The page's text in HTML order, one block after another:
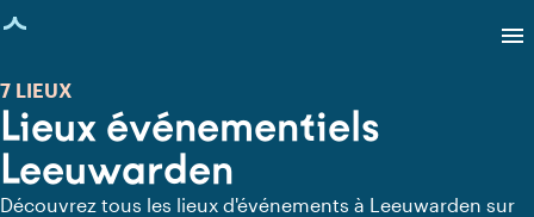
chargée
menu
Lieux événementiels
Leeuwarden
7 LIEUX
Découvrez tous les lieux d'événements à Leeuwarden sur